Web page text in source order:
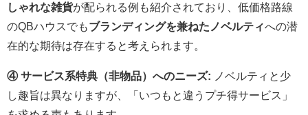
しゃれな雑貨が配られる例も紹介されており、低価格路線
のQBハウスでもブランディングを兼ねたノベルティへの潜
在的な期待は存在すると考えられます。
④ サービス系特典（非物品）へのニーズ: ノベルティと少
し趣旨は異なりますが、「いつもと違うプチ得サービス」